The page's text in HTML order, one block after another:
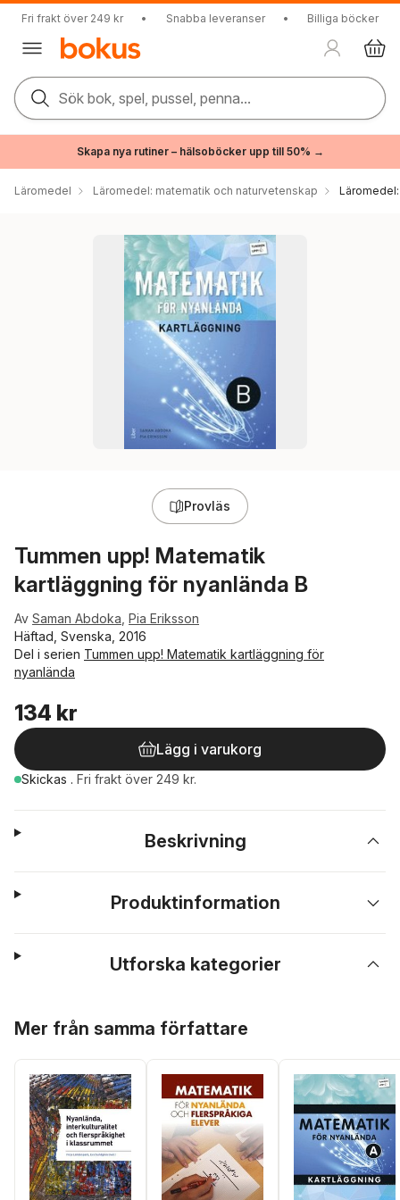
Fri frakt över 249 kr • Snabba leveranser • Billiga böcker
Sök bok, spel, pussel, penna...
Skapa nya rutiner – hälsoböcker upp till 50% →
Läromedel Läromedel: matematik och naturvetenskap
Provläs
Tummen upp! Matematik
kartläggning för nyanlända B
Av Saman Abdoka Pia Eriksson
Häftad, Svenska, 2016
Del i serien Tummen upp! Matematik kartläggning för
nyanlända
134 kr
Lägg i varukorg
Skickas . Fri frakt över 249 kr.
Beskrivning
Produktinformation
Utforska kategorier
Mer från samma författare